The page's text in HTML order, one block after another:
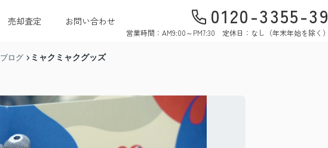
売却査定 お問い合わせ 0120-3355-39
営業時間：AM9:00～PM7:30 定休日：なし（年末年始を除く）
ブログ ミャクミャクグッズ